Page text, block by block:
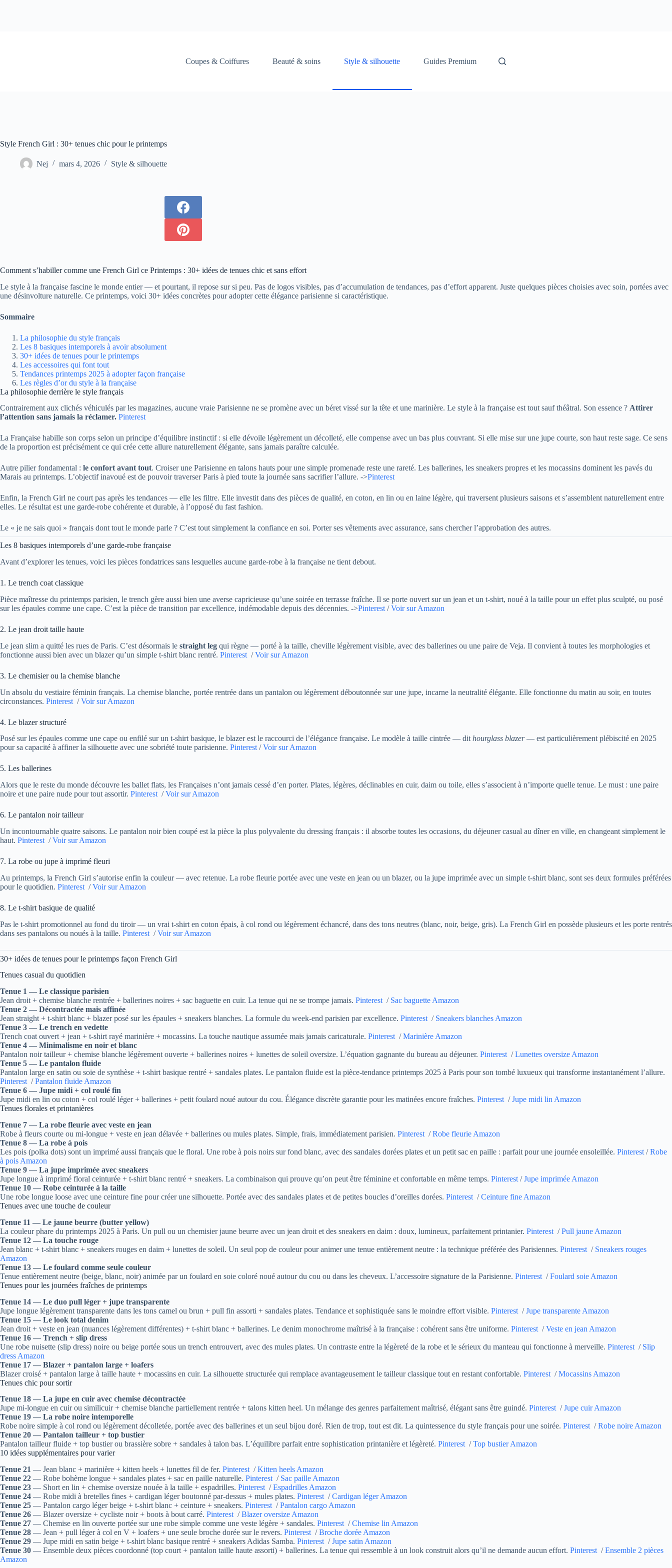
Coupes & Coiffures Beauté & soins Style & silhouette Guides Premium
Style French Girl : 30+ tenues chic pour le printemps
Nej mars 4, 2026 Style & silhouette
Comment s’habiller comme une French Girl ce Printemps : 30+ idées de tenues chic et sans effort
Le style à la française fascine le monde entier — et pourtant, il repose sur si peu. Pas de logos visibles, pas d’accumulation de tendances, pas d’effort apparent. Juste quelques pièces choisies avec soin, portées avec
une désinvolture naturelle. Ce printemps, voici 30+ idées concrètes pour adopter cette élégance parisienne si caractéristique.
Sommaire
La philosophie du style français
Les 8 basiques intemporels à avoir absolument
30+ idées de tenues pour le printemps
Les accessoires qui font tout
Tendances printemps 2025 à adopter façon française
Les règles d’or du style à la française
La philosophie derrière le style français
Contrairement aux clichés véhiculés par les magazines, aucune vraie Parisienne ne se promène avec un béret vissé sur la tête et une marinière. Le style à la française est tout sauf théâtral. Son essence ? Attirer
l’attention sans jamais la réclamer. Pinterest
La Française habille son corps selon un principe d’équilibre instinctif : si elle dévoile légèrement un décolleté, elle compense avec un bas plus couvrant. Si elle mise sur une jupe courte, son haut reste sage. Ce sens
de la proportion est précisément ce qui crée cette allure naturellement élégante, sans jamais paraître calculée.
Autre pilier fondamental : le confort avant tout. Croiser une Parisienne en talons hauts pour une simple promenade reste une rareté. Les ballerines, les sneakers propres et les mocassins dominent les pavés du
Marais au printemps. L’objectif inavoué est de pouvoir traverser Paris à pied toute la journée sans sacrifier l’allure. ->Pinterest
Enfin, la French Girl ne court pas après les tendances — elle les filtre. Elle investit dans des pièces de qualité, en coton, en lin ou en laine légère, qui traversent plusieurs saisons et s’assemblent naturellement entre
elles. Le résultat est une garde-robe cohérente et durable, à l’opposé du fast fashion.
Le « je ne sais quoi » français dont tout le monde parle ? C’est tout simplement la confiance en soi. Porter ses vêtements avec assurance, sans chercher l’approbation des autres.
Les 8 basiques intemporels d’une garde-robe française
Avant d’explorer les tenues, voici les pièces fondatrices sans lesquelles aucune garde-robe à la française ne tient debout.
1. Le trench coat classique
Pièce maîtresse du printemps parisien, le trench gère aussi bien une averse capricieuse qu’une soirée en terrasse fraîche. Il se porte ouvert sur un jean et un t-shirt, noué à la taille pour un effet plus sculpté, ou posé
sur les épaules comme une cape. C’est la pièce de transition par excellence, indémodable depuis des décennies. ->Pinterest /Voir sur Amazon
2. Le jean droit taille haute
Le jean slim a quitté les rues de Paris. C’est désormais le straight leg qui règne — porté à la taille, cheville légèrement visible, avec des ballerines ou une paire de Veja. Il convient à toutes les morphologies et
fonctionne aussi bien avec un blazer qu’un simple t-shirt blanc rentré. Pinterest /Voir sur Amazon
3. Le chemisier ou la chemise blanche
Un absolu du vestiaire féminin français. La chemise blanche, portée rentrée dans un pantalon ou légèrement déboutonnée sur une jupe, incarne la neutralité élégante. Elle fonctionne du matin au soir, en toutes
circonstances. Pinterest /Voir sur Amazon
4. Le blazer structuré
Posé sur les épaules comme une cape ou enfilé sur un t-shirt basique, le blazer est le raccourci de l’élégance française. Le modèle à taille cintrée — dit hourglass blazer— est particulièrement plébiscité en 2025
pour sa capacité à affiner la silhouette avec une sobriété toute parisienne. Pinterest /Voir sur Amazon
5. Les ballerines
Alors que le reste du monde découvre les ballet flats, les Françaises n’ont jamais cessé d’en porter. Plates, légères, déclinables en cuir, daim ou toile, elles s’associent à n’importe quelle tenue. Le must : une paire
noire et une paire nude pour tout assortir. Pinterest /Voir sur Amazon
6. Le pantalon noir tailleur
Un incontournable quatre saisons. Le pantalon noir bien coupé est la pièce la plus polyvalente du dressing français : il absorbe toutes les occasions, du déjeuner casual au dîner en ville, en changeant simplement le
haut. Pinterest /Voir sur Amazon
7. La robe ou jupe à imprimé fleuri
Au printemps, la French Girl s’autorise enfin la couleur — avec retenue. La robe fleurie portée avec une veste en jean ou un blazer, ou la jupe imprimée avec un simple t-shirt blanc, sont ses deux formules préférées
pour le quotidien. Pinterest /Voir sur Amazon
8. Le t-shirt basique de qualité
Pas le t-shirt promotionnel au fond du tiroir — un vrai t-shirt en coton épais, à col rond ou légèrement échancré, dans des tons neutres (blanc, noir, beige, gris). La French Girl en possède plusieurs et les porte rentrés
dans ses pantalons ou noués à la taille. Pinterest /Voir sur Amazon
30+ idées de tenues pour le printemps façon French Girl
Tenues casual du quotidien
Tenue 1 — Le classique parisien
Jean droit + chemise blanche rentrée + ballerines noires + sac baguette en cuir. La tenue qui ne se trompe jamais. Pinterest / Sac baguette Amazon
Tenue 2 — Décontractée mais affinée
Jean straight + t-shirt blanc + blazer posé sur les épaules + sneakers blanches. La formule du week-end parisien par excellence. Pinterest / Sneakers blanches Amazon
Tenue 3 — Le trench en vedette
Trench coat ouvert + jean + t-shirt rayé marinière + mocassins. La touche nautique assumée mais jamais caricaturale. Pinterest /Marinière Amazon
Tenue 4 — Minimalisme en noir et blanc
Pantalon noir tailleur + chemise blanche légèrement ouverte + ballerines noires + lunettes de soleil oversize. L’équation gagnante du bureau au déjeuner. Pinterest /Lunettes oversize Amazon
Tenue 5 — Le pantalon fluide
Pantalon large en satin ou soie de synthèse + t-shirt basique rentré + sandales plates. Le pantalon fluide est la pièce-tendance printemps 2025 à Paris pour son tombé luxueux qui transforme instantanément l’allure.
Pinterest /Pantalon fluide Amazon
Tenue 6 — Jupe midi + col roulé fin
Jupe midi en lin ou coton + col roulé léger + ballerines + petit foulard noué autour du cou. Élégance discrète garantie pour les matinées encore fraîches. Pinterest /Jupe midi lin Amazon
Tenues florales et printanières
Tenue 7 — La robe fleurie avec veste en jean
Robe à fleurs courte ou mi-longue + veste en jean délavée + ballerines ou mules plates. Simple, frais, immédiatement parisien. Pinterest /Robe fleurie Amazon
Tenue 8 — La robe à pois
Les pois (polka dots) sont un imprimé aussi français que le floral. Une robe à pois noirs sur fond blanc, avec des sandales dorées plates et un petit sac en paille : parfait pour une journée ensoleillée. Pinterest /Robe
à pois Amazon
Tenue 9 — La jupe imprimée avec sneakers
Jupe longue à imprimé floral ceinturée + t-shirt blanc rentré + sneakers. La combinaison qui prouve qu’on peut être féminine et confortable en même temps. Pinterest /Jupe imprimée Amazon
Tenue 10 — Robe ceinturée à la taille
Une robe longue loose avec une ceinture fine pour créer une silhouette. Portée avec des sandales plates et de petites boucles d’oreilles dorées. Pinterest /Ceinture fine Amazon
Tenues avec une touche de couleur
Tenue 11 — Le jaune beurre (butter yellow)
La couleur phare du printemps 2025 à Paris. Un pull ou un chemisier jaune beurre avec un jean droit et des sneakers en daim : doux, lumineux, parfaitement printanier. Pinterest /Pull jaune Amazon
Tenue 12 — La touche rouge
Jean blanc + t-shirt blanc + sneakers rouges en daim + lunettes de soleil. Un seul pop de couleur pour animer une tenue entièrement neutre : la technique préférée des Parisiennes. Pinterest / Sneakers rouges
Amazon
Tenue 13 — Le foulard comme seule couleur
Tenue entièrement neutre (beige, blanc, noir) animée par un foulard en soie coloré noué autour du cou ou dans les cheveux. L’accessoire signature de la Parisienne. Pinterest /Foulard soie Amazon
Tenues pour les journées fraîches de printemps
Tenue 14 — Le duo pull léger + jupe transparente
Jupe longue légèrement transparente dans les tons camel ou brun + pull fin assorti + sandales plates. Tendance et sophistiquée sans le moindre effort visible. Pinterest /Jupe transparente Amazon
Tenue 15 — Le look total denim
Jean droit + veste en jean (nuances légèrement différentes) + t-shirt blanc + ballerines. Le denim monochrome maîtrisé à la française : cohérent sans être uniforme. Pinterest /Veste en jean Amazon
Tenue 16 — Trench + slip dress
Une robe nuisette (slip dress) noire ou beige portée sous un trench entrouvert, avec des mules plates. Un contraste entre la légèreté de la robe et le sérieux du manteau qui fonctionne à merveille. Pinterest / Slip
dress Amazon
Tenue 17 — Blazer + pantalon large + loafers
Blazer croisé + pantalon large à taille haute + mocassins en cuir. La silhouette structurée qui remplace avantageusement le tailleur classique tout en restant confortable. Pinterest /Mocassins Amazon
Tenues chic pour sortir
Tenue 18 — La jupe en cuir avec chemise décontractée
Jupe mi-longue en cuir ou similicuir + chemise blanche partiellement rentrée + talons kitten heel. Un mélange des genres parfaitement maîtrisé, élégant sans être guindé. Pinterest /Jupe cuir Amazon
Tenue 19 — La robe noire intemporelle
Robe noire simple à col rond ou légèrement décolletée, portée avec des ballerines et un seul bijou doré. Rien de trop, tout est dit. La quintessence du style français pour une soirée. Pinterest /Robe noire Amazon
Tenue 20 — Pantalon tailleur + top bustier
Pantalon tailleur fluide + top bustier ou brassière sobre + sandales à talon bas. L’équilibre parfait entre sophistication printanière et légèreté. Pinterest /Top bustier Amazon
10 idées supplémentaires pour varier
Tenue 21 — Jean blanc + marinière + kitten heels + lunettes fil de fer. Pinterest /Kitten heels Amazon
Tenue 22 — Robe bohème longue + sandales plates + sac en paille naturelle. Pinterest / Sac paille Amazon
Tenue 23 — Short en lin + chemise oversize nouée à la taille + espadrilles. Pinterest /Espadrilles Amazon
Tenue 24 — Robe midi à bretelles fines + cardigan léger boutonné par-dessus + mules plates. Pinterest /Cardigan léger Amazon
Tenue 25 — Pantalon cargo léger beige + t-shirt blanc + ceinture + sneakers. Pinterest /Pantalon cargo Amazon
Tenue 26 — Blazer oversize + cycliste noir + boots à bout carré. Pinterest /Blazer oversize Amazon
Tenue 27 — Chemise en lin ouverte portée sur une robe simple comme une veste légère + sandales. Pinterest /Chemise lin Amazon
Tenue 28 — Jean + pull léger à col en V + loafers + une seule broche dorée sur le revers. Pinterest /Broche dorée Amazon
Tenue 29 — Jupe midi en satin beige + t-shirt blanc basique rentré + sneakers Adidas Samba. Pinterest /Jupe satin Amazon
Tenue 30 — Ensemble deux pièces coordonné (top court + pantalon taille haute assorti) + ballerines. La tenue qui ressemble à un look construit alors qu’il ne demande aucun effort. Pinterest /Ensemble 2 pièces
Amazon